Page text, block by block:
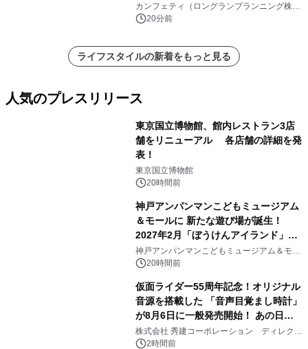
カンフェティ（ロングランプランニング株式
会社）
20分前
ライフスタイルの新着をもっと見る
人気のプレスリリース
東京国立博物館、館内レストラン3店
舗をリニューアル 各店舗の詳細を発
表！
東京国立博物館
20時間前
神戸アンパンマンこどもミュージアム
＆モールに 新たな遊び場が誕生！
2027年2月「ぼうけんアイランド」が
オープン
神戸アンパンマンこどもミュージアム＆モー
ル 20時間前
仮面ライダー55周年記念！オリジナル
音源を搭載した 「音声目覚まし時計」
が8月6日に一般発売開始！ あの日の
大興奮が今甦る
株式会社 秀建コーポレーション ディレクト
アートギャラリー
2時間前